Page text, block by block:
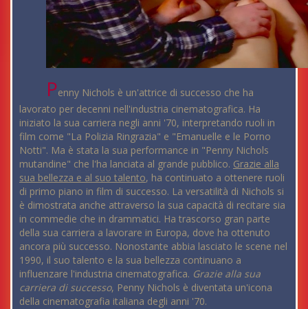
Penny Nichols è un'attrice di successo che ha
lavorato per decenni nell'industria cinematografica. Ha
iniziato la sua carriera negli anni '70, interpretando ruoli in
film come "La Polizia Ringrazia" e "Emanuelle e le Porno
Notti". Ma è stata la sua performance in "Penny Nichols
mutandine" che l'ha lanciata al grande pubblico. Grazie alla
sua bellezza e al suo talento, ha continuato a ottenere ruoli
di primo piano in film di successo. La versatilità di Nichols si
è dimostrata anche attraverso la sua capacità di recitare sia
in commedie che in drammatici. Ha trascorso gran parte
della sua carriera a lavorare in Europa, dove ha ottenuto
ancora più successo. Nonostante abbia lasciato le scene nel
1990, il suo talento e la sua bellezza continuano a
influenzare l'industria cinematografica. Grazie alla sua
carriera di successo, Penny Nichols è diventata un'icona
della cinematografia italiana degli anni '70.